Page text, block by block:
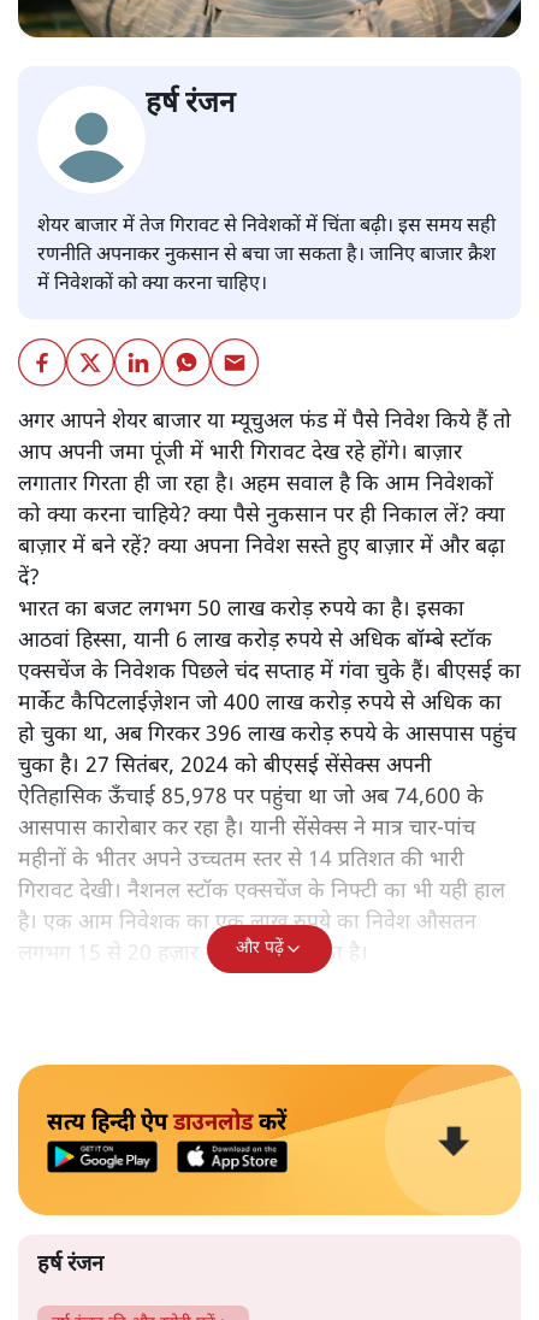
हर्ष रंजन
शेयर बाजार में तेज गिरावट से निवेशकों में चिंता बढ़ी। इस समय सही
रणनीति अपनाकर नुकसान से बचा जा सकता है। जानिए बाजार क्रैश
में निवेशकों को क्या करना चाहिए।
अगर आपने शेयर बाजार या म्यूचुअल फंड में पैसे निवेश किये हैं तो
आप अपनी जमा पूंजी में भारी गिरावट देख रहे होंगे। बाज़ार
लगातार गिरता ही जा रहा है। अहम सवाल है कि आम निवेशकों
को क्या करना चाहिये? क्या पैसे नुकसान पर ही निकाल लें? क्या
बाज़ार में बने रहें? क्या अपना निवेश सस्ते हुए बाज़ार में और बढ़ा
दें?
भारत का बजट लगभग 50 लाख करोड़ रुपये का है। इसका
आठवां हिस्सा, यानी 6 लाख करोड़ रुपये से अधिक बॉम्बे स्टॉक
एक्सचेंज के निवेशक पिछले चंद सप्ताह में गंवा चुके हैं। बीएसई का
मार्केट कैपिटलाईज़ेशन जो 400 लाख करोड़ रुपये से अधिक का
हो चुका था, अब गिरकर 396 लाख करोड़ रुपये के आसपास पहुंच
चुका है। 27 सितंबर, 2024 को बीएसई सेंसेक्स अपनी
ऐतिहासिक ऊँचाई 85,978 पर पहुंचा था जो अब 74,600 के
आसपास कारोबार कर रहा है। यानी सेंसेक्स ने मात्र चार-पांच
महीनों के भीतर अपने उच्चतम स्तर से 14 प्रतिशत की भारी
गिरावट देखी। नैशनल स्टॉक एक्सचेंज के निफ्टी का भी यही हाल
है। एक आम निवेशक का एक लाख रुपये का निवेश औसतन
लगभग 15 से 20 हज़ार रुपये कम हो चुका है।
और पढ़ें
सत्य हिन्दी ऐपडाउनलोडकरें
हर्ष रंजन